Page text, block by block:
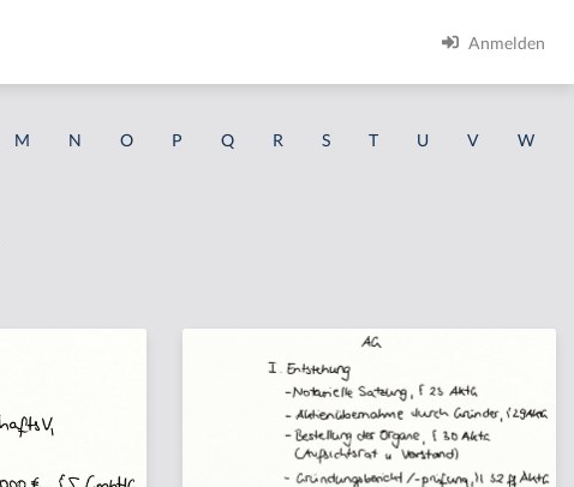
Anmelden
M N O P Q R S T U V W